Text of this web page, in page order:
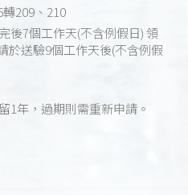
209、210
後7個工作天(不含例假日) 領
於送驗9個工作天後(不含例假
1年，過期則需重新申請。